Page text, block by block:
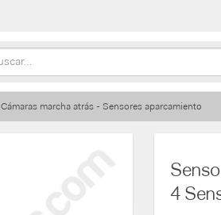
Cámaras marcha atrás - Sensores aparcamiento
4